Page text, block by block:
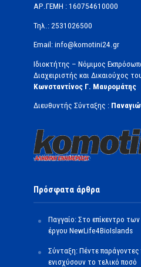
ΑΡ.ΓΕΜΗ : 160754610000
Τηλ.: 2531026500
Email: info@komotini24.gr
Ιδιοκτήτης – Νόμιμος
Διαχειριστής και Δικαιούχος
Κωνσταντίνος Γ. Μαυρομάτης
Διευθυντής Σύνταξης :
Πρόσφατα άρθρα
Παγγαίο: Στο επίκεντρο
έργου NewLife4BioIslands
Σύνταξη: Πέντε
ενισχύσουν το τελικό ποσό